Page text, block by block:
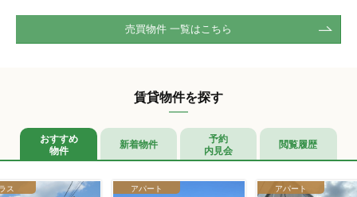
売買物件 一覧はこちら
賃貸物件を探す
おすすめ
物件
新着物件
予約
内見会
閲覧履歴
ス アパート アパート